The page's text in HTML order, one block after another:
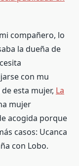
compañero, lo
la dueña de
con mu
esta mujer, La
mujer
acogida porque
casos: Ucanca
con Lobo.